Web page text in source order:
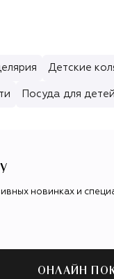
Детские
Посуда для детей
новинках и
ОНЛАЙН